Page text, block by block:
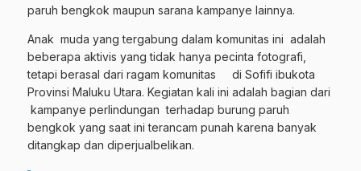
paruh bengkok maupun sarana kampanye lainnya.
Anak muda yang tergabung dalam komunitas ini adalah
beberapa aktivis yang tidak hanya pecinta fotografi,
tetapi berasal dari ragam komunitas di Sofifi ibukota
Provinsi Maluku Utara. Kegiatan kali ini adalah bagian dari
kampanye perlindungan terhadap burung paruh
bengkok yang saat ini terancam punah karena banyak
ditangkap dan diperjualbelikan.